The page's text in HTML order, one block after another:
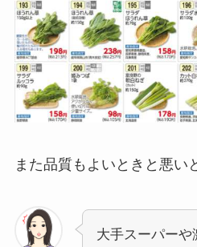
また品質もよいときと悪い
大手スーパー